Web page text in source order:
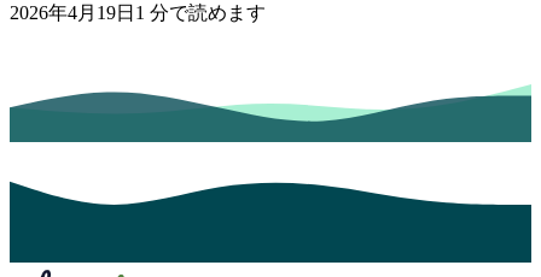
2026年4月19日 1 分で読めます